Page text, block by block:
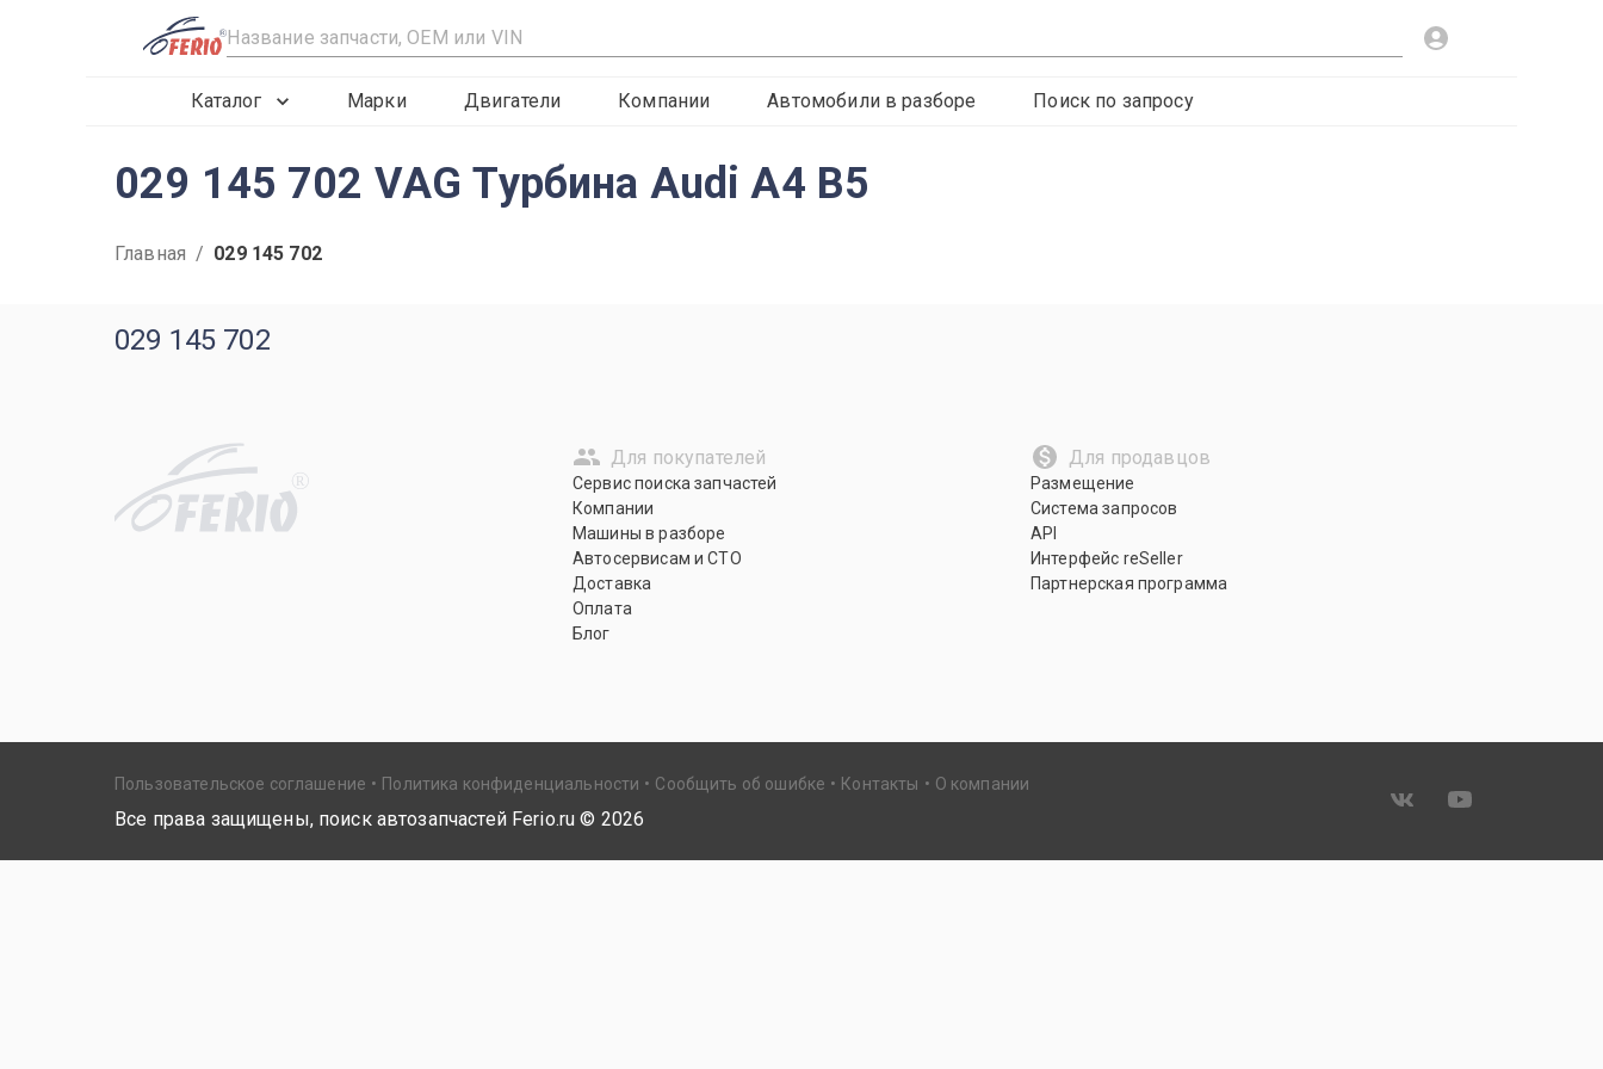
R
Каталог Марки Двигатели Компании Автомобили в разборе Поиск по запросу
029 145 702 VAG Турбина Audi A4 B5
Главная / 029 145 702
029 145 702
R
Для покупателей
Сервис поиска запчастей
Компании
Машины в разборе
Автосервисам и СТО
Доставка
Оплата
Блог
Для продавцов
Размещение
Система запросов
API
Интерфейс reSeller
Партнерская программа
Пользовательское соглашение Политика конфиденциальности Сообщить об ошибке Контакты О компании
Все права защищены, поиск автозапчастей Ferio.ru © 2026